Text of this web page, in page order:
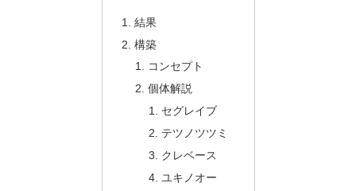
結果
構築
コンセプト
個体解説
セグレイブ
テツノツツミ
クレベース
ユキノオー